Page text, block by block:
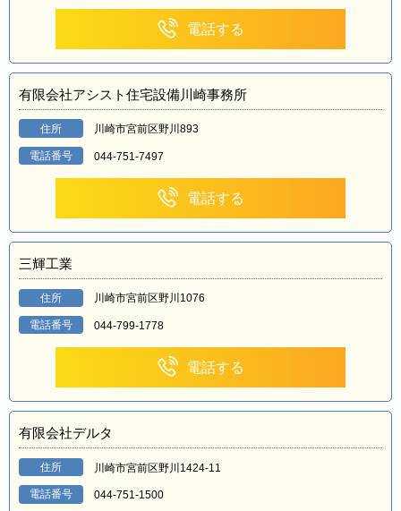
電話する
有限会社アシスト住宅設備川崎事務所
住所 川崎市宮前区野川893
電話番号 044-751-7497
電話する
三輝工業
住所 川崎市宮前区野川1076
電話番号 044-799-1778
電話する
有限会社デルタ
住所 川崎市宮前区野川1424-11
電話番号 044-751-1500